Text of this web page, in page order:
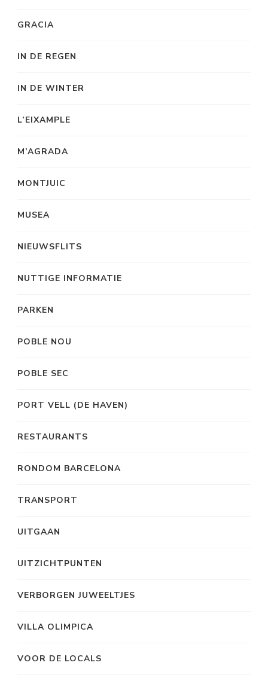
GRACIA
IN DE REGEN
IN DE WINTER
L’EIXAMPLE
M’AGRADA
MONTJUIC
MUSEA
NIEUWSFLITS
NUTTIGE INFORMATIE
PARKEN
POBLE NOU
POBLE SEC
PORT VELL (DE HAVEN)
RESTAURANTS
RONDOM BARCELONA
TRANSPORT
UITGAAN
UITZICHTPUNTEN
VERBORGEN JUWEELTJES
VILLA OLIMPICA
VOOR DE LOCALS